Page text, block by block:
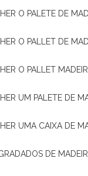
O PALETE DE
O PALLET DE
O PALLET
UM PALETE DE
UMA CAIXA DE
DE